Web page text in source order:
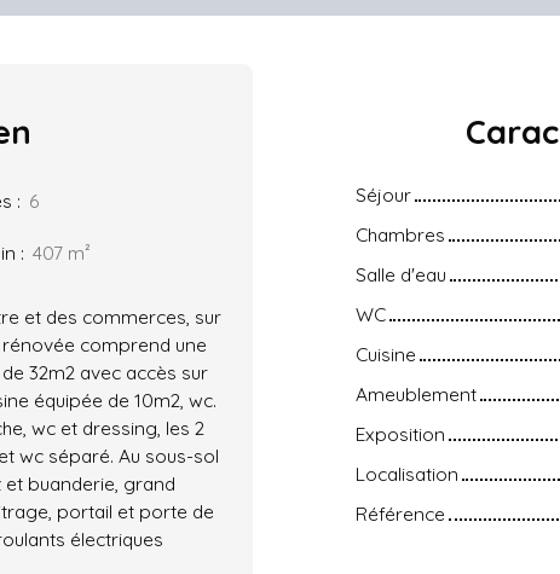
: 6
: 407 m²
et des commerces, sur
comprend une
32m2 avec accès sur
équipée de 10m2, wc.
wc et dressing, les 2
wc séparé. Au sous-sol
buanderie, grand
portail et porte de
électriques
Séjour
Chambres
Salle d'eau
WC
Cuisine
Ameublement
Exposition
Localisation
Référence